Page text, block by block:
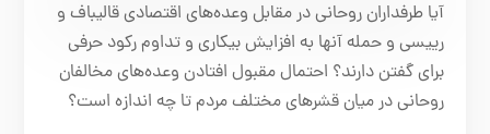
آیا طرفداران روحانی در مقابل وعده‌های اقتصادی قالیباف و
رییسی و حمله آنها به افزایش بیکاری و تداوم رکود حرفی
برای گفتن دارند؟ احتمال مقبول افتادن وعده‌های مخالفان
روحانی در میان قشرهای مختلف مردم تا چه اندازه است؟